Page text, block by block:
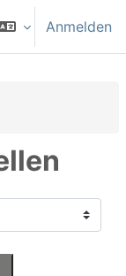
umschalten
Anmelden